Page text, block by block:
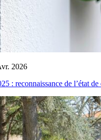
2026
: reconnaissance de l’état